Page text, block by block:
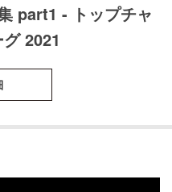
part1 - トップチャ
2021